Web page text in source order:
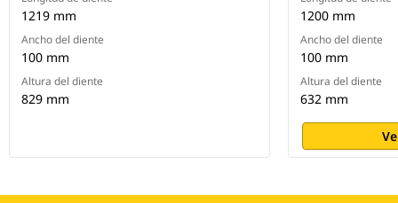
1219 mm
Ancho del diente
100 mm
Altura del diente
829 mm
1200 mm
Ancho del diente
100 mm
Altura del diente
632 mm